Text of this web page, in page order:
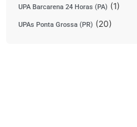
UPA Barcarena 24 Horas (PA) (1)
UPAs Ponta Grossa (PR) (20)